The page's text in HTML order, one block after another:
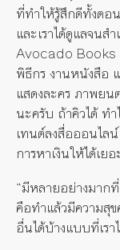
ที่ทำให้รู้สึกดีทั้งตอ
และเราได้ดูแลจนส
Avocado Books
พิธีกร งานหนังสือ
แสดงละคร ภาพย
นะครับ ถ้าคิวได้ ท
เทนต์ลงสื่อออนไล
การหาเงินให้ได้เย
“มีหลายอย่างมาก
คือทำแล้วมีความสุ
อื่นได้บ้างแบบที่เรา